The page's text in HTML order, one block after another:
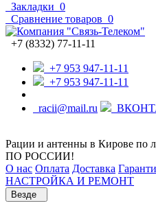
Закладки 0
Сравнение товаров 0
+7 (8332) 77-11-11
+7 953 947-11-11
+7 953 947-11-11
racii@mail.ru
Рации и антенны в Кирове
ПО РОССИИ!
О нас Оплата Доставка
НАСТРОЙКА И РЕМОНТ
Везде